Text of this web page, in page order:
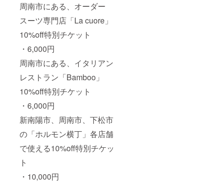
周南市にある、オーダー
スーツ専門店「La cuore」
10%off特別チケット
・6,000円
周南市にある、イタリアン
レストラン「Bamboo」
10%off特別チケット
・6,000円
新南陽市、周南市、下松市
の「ホルモン横丁」各店舗
で使える10%off特別チケッ
ト
・10,000円